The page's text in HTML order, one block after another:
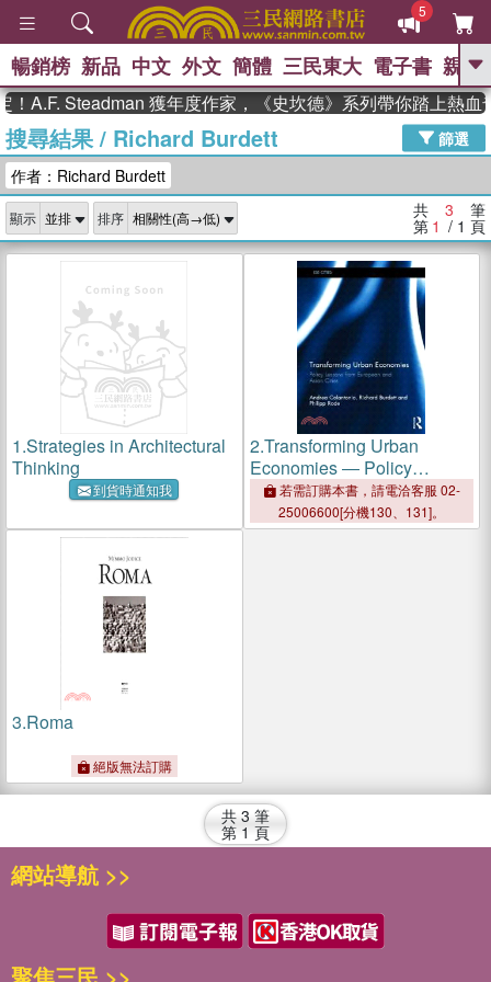
5
GO
熱搜： 東野圭吾 The Odyssey 、
父親節 、 如果歷史是一群喵 、 暑期
念華 、 台灣的李登輝時代 、 數學女
孩：黎曼猜想
偉大的迷走神經
暢銷榜 新品 中文 外文 簡體 三民東大 電子書 親子
A.F. Steadman 獲年度作家，《史坎德》系列帶你踏上熱血
搜尋結果/ Richard Burdett
篩選
作者：Richard Burdett
顯示 排序 共 3 筆
第 1 / 1 頁
1.Strategies in Architectural
Thinking
到貨時通知我
2.Transforming Urban
Economies ― Policy
Lessons from European and
Asian Cities
若需訂購本書，請電洽客服 02-
25006600[分機130、131]。
3.Roma
絕版無法訂購
共 3 筆
第 1 頁
網站導航 >>